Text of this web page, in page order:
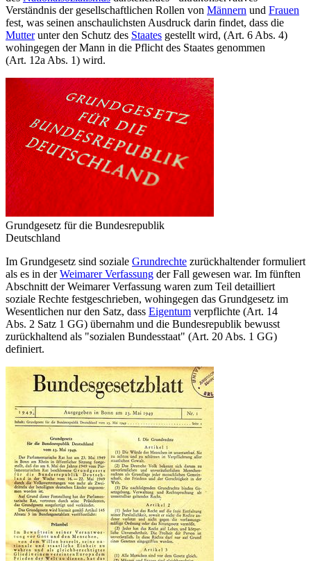
Verständnis der gesellschaftlichen Rollen von Männern und Frauen
fest, was seinen anschaulichsten Ausdruck darin findet, dass die
Mutterunter den Schutz des Staates gestellt wird, (Art. 6 Abs. 4)
wohingegen der Mann in die Pflicht des Staates genommen
(Art. 12a Abs. 1) wird.
Grundgesetz für die Bundesrepublik
Deutschland
Im Grundgesetz sind soziale Grundrechte zurück­haltender formuliert
als es in derWeimarer Verfassung der Fall gewesen war. Im fünften
Abschnitt der Weimarer Verfassung waren zum Teil detailliert
soziale Rechte festgeschrieben, wohingegen das Grundgesetz im
Wesentlichen nur den Satz, dass Eigentum verpflichte (Art. 14
Abs. 2 Satz 1 GG) übernahm und die Bundesrepublik bewusst
zurückhaltend als "sozialen Bundesstaat" (Art. 20 Abs. 1 GG)
definiert.